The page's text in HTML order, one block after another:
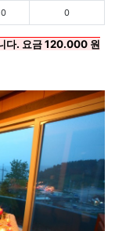
0 0
다. 요금 120.000 원